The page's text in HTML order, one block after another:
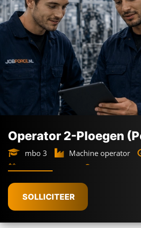
Operator 2-Ploegen
mbo 3 Machine operator
2-ploegendienst
SOLLICITEER